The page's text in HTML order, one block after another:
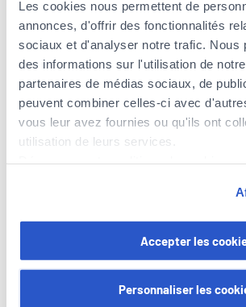
Les cookies nous permettent de
annonces, d'offrir des fonctionnalités
sociaux et d'analyser notre trafic. Nous
des informations sur l'utilisation de
partenaires de médias sociaux, de
peuvent combiner celles-ci avec
vous leur avez fournies ou qu'ils ont
utilisation de leurs services.
Vous avez la possibilité de retirer votre
moment en cliquant sur le lien "gestion
Accepter les
Personnaliser les
Our services
We analyze your situation and
Wealth protection insurance